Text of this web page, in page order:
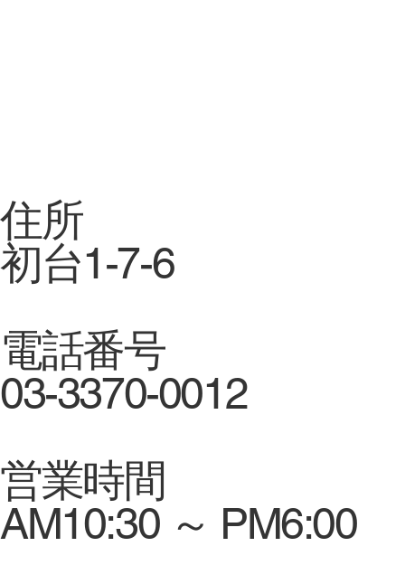
住所
初台1-7-6
電話番号
03-3370-0012
営業時間
AM10:30 ～ PM6:00